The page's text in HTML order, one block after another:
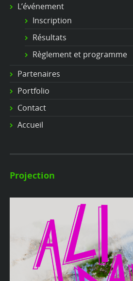
L’événement
Inscription
Résultats
Règlement et programme
Partenaires
Portfolio
Contact
Accueil
Projection